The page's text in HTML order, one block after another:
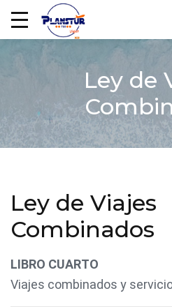
Ley de
Ley de Viajes
Combinados
LIBRO CUARTO
Viajes combinados y